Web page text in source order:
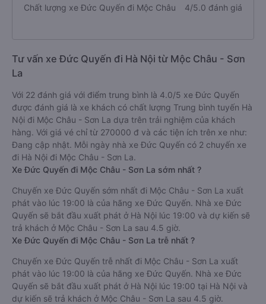
Chất lượng xe Đức Quyến đi Mộc Châu 4/5.0 đánh giá
Tư vấn xe Đức Quyến đi Hà Nội từ Mộc Châu - Sơn
La
Với 22 đánh giá với điểm trung bình là 4.0/5 xe Đức Quyến
được đánh giá là xe khách có chất lượng Trung bình tuyến Hà
Nội đi Mộc Châu - Sơn La dựa trên trải nghiệm của khách
hàng. Với giá vé chỉ từ 270000 đ và các tiện ích trên xe như:
Đang cập nhật. Mỗi ngày nhà xe Đức Quyến có 2 chuyến xe
đi Hà Nội đi Mộc Châu - Sơn La.
Xe Đức Quyến đi Mộc Châu - Sơn La sớm nhất ?
Chuyến xe Đức Quyến sớm nhất đi Mộc Châu - Sơn La xuất
phát vào lúc 19:00 là của hãng xe Đức Quyến. Nhà xe Đức
Quyến sẽ bắt đầu xuất phát ở Hà Nội lúc 19:00 và dự kiến sẽ
trả khách ở Mộc Châu - Sơn La sau 4.5 giờ.
Xe Đức Quyến đi Mộc Châu - Sơn La trễ nhất ?
Chuyến xe Đức Quyến trễ nhất đi Mộc Châu - Sơn La xuất
phát vào lúc 19:00 là của hãng xe Đức Quyến. Nhà xe Đức
Quyến sẽ bắt đầu xuất phát ở Hà Nội lúc 19:00 tại Hà Nội và
dự kiến sẽ trả khách ở Mộc Châu - Sơn La sau 4.5 giờ.